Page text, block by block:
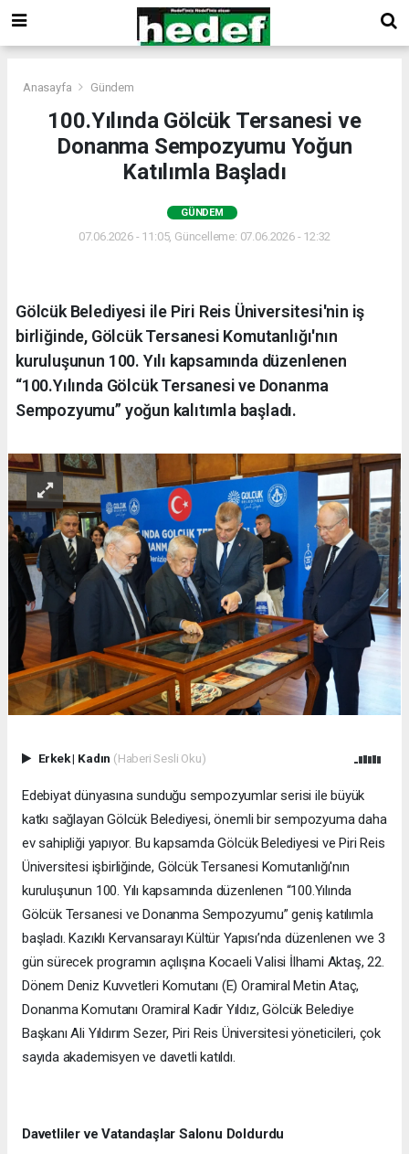
Anasayfa Gündem
100.Yılında Gölcük Tersanesi ve
Donanma Sempozyumu Yoğun
Katılımla Başladı
GÜNDEM
07.06.2026 - 11:05, Güncelleme: 07.06.2026 - 12:32
Gölcük Belediyesi ile Piri Reis Üniversitesi'nin iş
birliğinde, Gölcük Tersanesi Komutanlığı'nın
kuruluşunun 100. Yılı kapsamında düzenlenen
“100.Yılında Gölcük Tersanesi ve Donanma
Sempozyumu” yoğun kalıtımla başladı.
Erkek| Kadın (Haberi Sesli Oku)
Edebiyat dünyasına sunduğu sempozyumlar serisi ile büyük
katkı sağlayan Gölcük Belediyesi, önemli bir sempozyuma daha
ev sahipliği yapıyor. Bu kapsamda Gölcük Belediyesi ve Piri Reis
Üniversitesi işbirliğinde, Gölcük Tersanesi Komutanlığı'nın
kuruluşunun 100. Yılı kapsamında düzenlenen “100.Yılında
Gölcük Tersanesi ve Donanma Sempozyumu” geniş katılımla
başladı. Kazıklı Kervansarayı Kültür Yapısı’nda düzenlenen vve 3
gün sürecek programın açılışına Kocaeli Valisi İlhami Aktaş, 22.
Dönem Deniz Kuvvetleri Komutanı (E) Oramiral Metin Ataç,
Donanma Komutanı Oramiral Kadir Yıldız, Gölcük Belediye
Başkanı Ali Yıldırım Sezer, Piri Reis Üniversitesi yöneticileri, çok
sayıda akademisyen ve davetli katıldı.
Davetliler ve Vatandaşlar Salonu Doldurdu